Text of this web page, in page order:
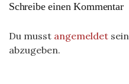
Schreibe einen Kommentar
Du musst angemeldet
abzugeben.